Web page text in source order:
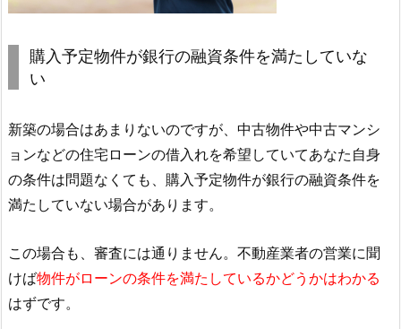
購入予定物件が銀行の融資条件を満たしていな
い
新築の場合はあまりないのですが、中古物件や中古マンシ
ョンなどの住宅ローンの借入れを希望していてあなた自身
の条件は問題なくても、購入予定物件が銀行の融資条件を
満たしていない場合があります。
この場合も、審査には通りません。不動産業者の営業に聞
けば物件がローンの条件を満たしているかどうかはわかる
はずです。